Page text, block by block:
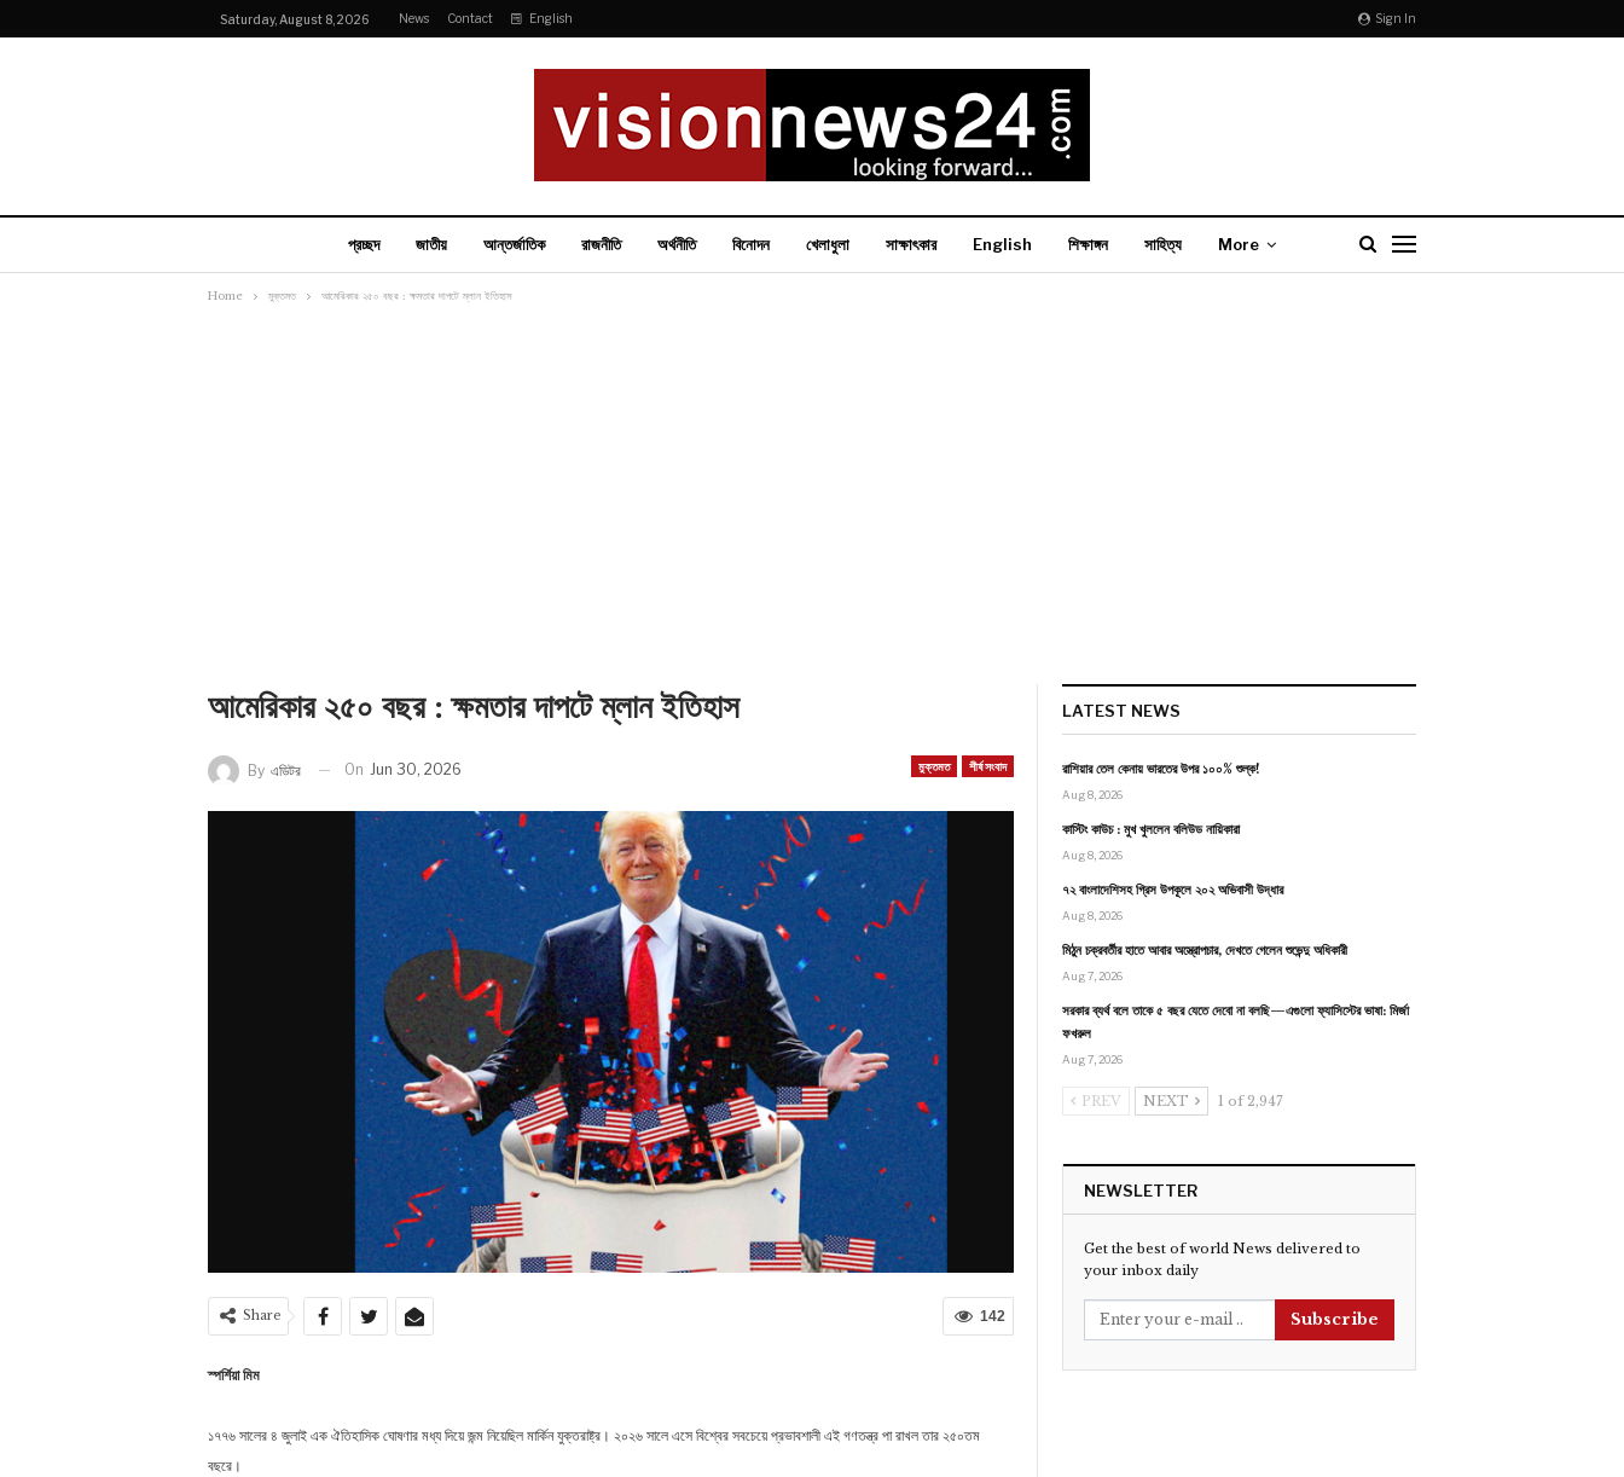
Sign In
Saturday, August 8, 2026 News Contact English
প্রচ্ছদ জাতীয় আন্তর্জাতিক রাজনীতি অর্থনীতি বিনোদন খেলাধুলা সাক্ষাৎকার English শিক্ষাঙ্গন সাহিত্য More
Home মুক্তমত আমেরিকার ২৫০ বছর : ক্ষমতার দাপটে ম্লান ইতিহাস
আমেরিকার ২৫০ বছর : ক্ষমতার দাপটে ম্লান ইতিহাস
মুক্তমত শীর্ষ সংবাদ
By এডিটর On Jun 30, 2026
142
Share
স্পর্শিয়া মিম
১৭৭৬ সালের ৪ জুলাই এক ঐতিহাসিক ঘোষণার মধ্য দিয়ে জন্ম নিয়েছিল মার্কিন যুক্তরাষ্ট্র। ২০২৬ সালে এসে বিশ্বের সবচেয়ে প্রভাবশালী এই গণতন্ত্র পা রাখল তার ২৫০তম
বছরে।
LATEST NEWS
রাশিয়ার তেল কেনায় ভারতের উপর ১০০% শুল্ক!
Aug 8, 2026
কাস্টিং কাউচ : মুখ খুললেন বলিউড নায়িকারা
Aug 8, 2026
৭২ বাংলাদেশিসহ গ্রিস উপকূলে ২০২ অভিবাসী উদ্ধার
Aug 8, 2026
মিঠুন চক্রবর্তীর হাতে আবার অস্ত্রোপচার, দেখতে গেলেন শুভেন্দু অধিকারী
Aug 7, 2026
সরকার ব্যর্থ বলে তাকে ৫ বছর যেতে দেবো না বলছি—এগুলো ফ্যাসিস্টের ভাষা: মির্জা
ফখরুল
Aug 7, 2026
PREV NEXT 1 of 2,947
NEWSLETTER
Get the best of world News delivered to
your inbox daily
Subscribe